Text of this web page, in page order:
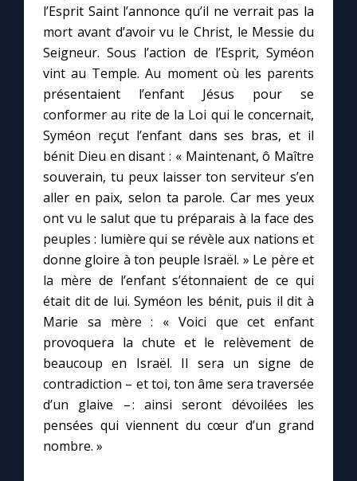
l’Esprit Saint l’annonce qu’il ne verrait pas la
mort avant d’avoir vu le Christ, le Messie du
Seigneur. Sous l’action de l’Esprit, Syméon
vint au Temple. Au moment où les parents
présentaient l’enfant Jésus pour se
conformer au rite de la Loi qui le concernait,
Syméon reçut l’enfant dans ses bras, et il
bénit Dieu en disant : « Maintenant, ô Maître
souverain, tu peux laisser ton serviteur s’en
aller en paix, selon ta parole. Car mes yeux
ont vu le salut que tu préparais à la face des
peuples : lumière qui se révèle aux nations et
donne gloire à ton peuple Israël. » Le père et
la mère de l’enfant s’étonnaient de ce qui
était dit de lui. Syméon les bénit, puis il dit à
Marie sa mère : « Voici que cet enfant
provoquera la chute et le relèvement de
beaucoup en Israël. Il sera un signe de
contradiction – et toi, ton âme sera traversée
d’un glaive – : ainsi seront dévoilées les
pensées qui viennent du cœur d’un grand
nombre. »